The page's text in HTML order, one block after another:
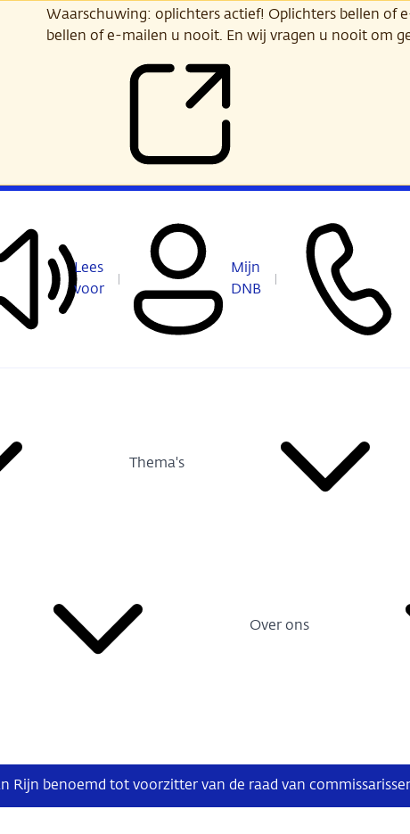
Waarschuwing: oplichters actief! Oplichters bellen of
bellen of e-mailen u nooit. En wij vragen u nooit om
Lees
voor
Mijn
DNB
Thema's
Over ons